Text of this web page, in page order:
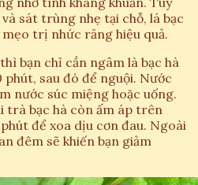
sát trùng nhẹ tại chỗ, lá bạc
trị nhức răng hiệu quả.
bạn chỉ cần ngâm là bạc hà
sau đó để nguội. Nước
nước súc miệng hoặc uống.
trà bạc hà còn ấm áp trên
để xoa dịu cơn đau. Ngoài
đêm sẽ khiến bạn giảm